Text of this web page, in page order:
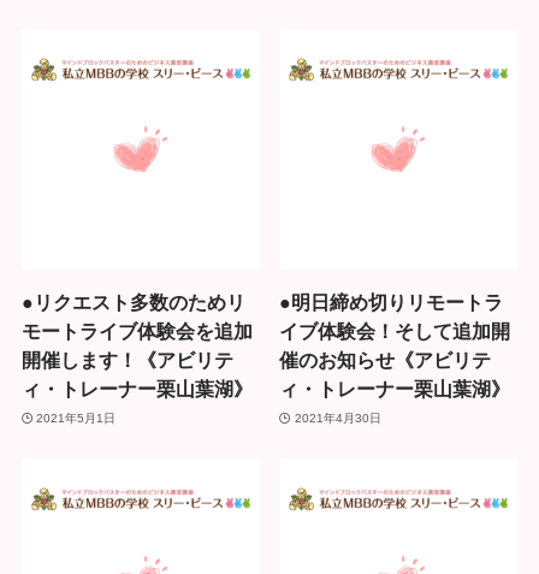
●リクエスト多数のためリ
モートライブ体験会を追加
開催します！《アビリテ
ィ・トレーナー栗山葉湖》
2021年5月1日
●明日締め切りリモートラ
イブ体験会！そして追加開
催のお知らせ《アビリテ
ィ・トレーナー栗山葉湖》
2021年4月30日